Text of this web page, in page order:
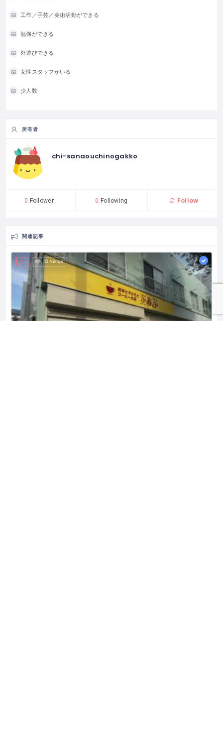
工作／手芸／美術活動ができる
勉強ができる
外遊びできる
女性スタッフがいる
少人数
所有者
chi-sanaouchinogakko
0 Follower 0 Following Follow
関連記事
53 Views